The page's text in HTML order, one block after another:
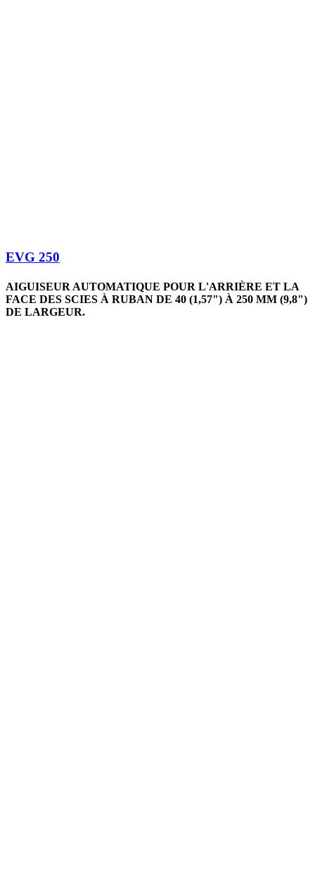
EVG 250
AIGUISEUR AUTOMATIQUE POUR L'ARRIÈRE ET LA
FACE DES SCIES À RUBAN DE 40 (1,57") À 250 MM (9,8")
DE LARGEUR.